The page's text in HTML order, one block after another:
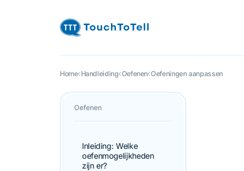
Home Handleiding Oefenen Oefeningen aanpassen
Oefeningen aanpassen
Oefenen
Inleiding: Welke
oefenmogelijkheden
zijn er?